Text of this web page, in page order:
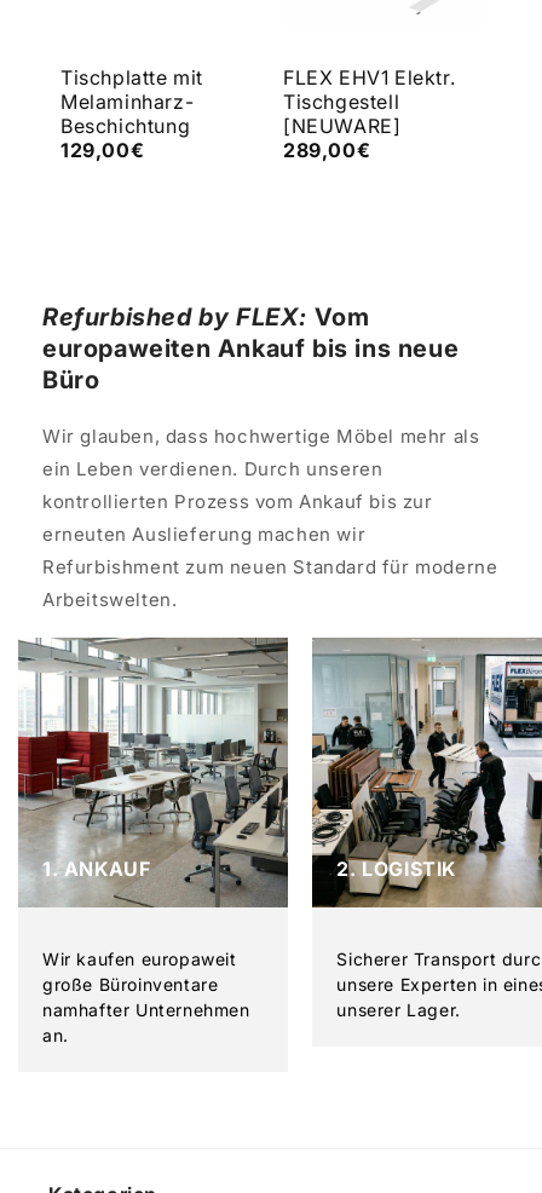
Tischplatte mit
Melaminharz-
Beschichtung
129,00€
FLEX EHV1 Elektr.
Tischgestell
[NEUWARE]
289,00€
Refurbished by FLEX: Vom
europaweiten Ankauf bis ins neue
Büro
Wir glauben, dass hochwertige Möbel mehr als
ein Leben verdienen. Durch unseren
kontrollierten Prozess vom Ankauf bis zur
erneuten Auslieferung machen wir
Refurbishment zum neuen Standard für moderne
Arbeitswelten.
1. ANKAUF
Wir kaufen europaweit
große Büroinventare
namhafter Unternehmen
an.
2. LOGISTIK
Sicherer Transport
unsere Experten in
unserer Lager.